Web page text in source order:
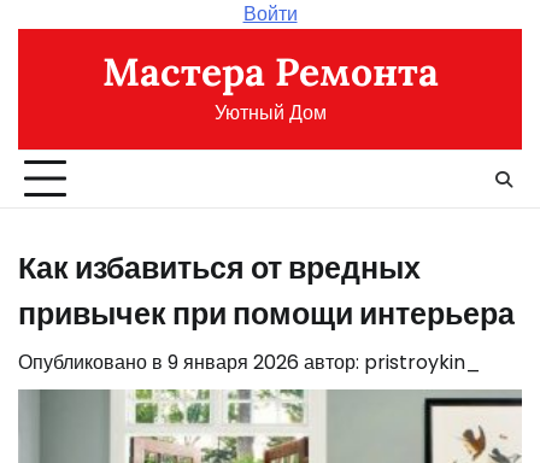
содержимому
Войти
Мастера Ремонта
Уютный Дом
Как избавиться от вредных
привычек при помощи интерьера
Опубликовано в 9 января 2026автор: pristroykin_